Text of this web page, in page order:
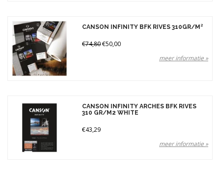
CANSON INFINITY BFK RIVES 310GR/M²
€74,80€50,00
meer informatie »
CANSON INFINITY ARCHES BFK RIVES
310 GR/M2 WHITE
€43,29
meer informatie »